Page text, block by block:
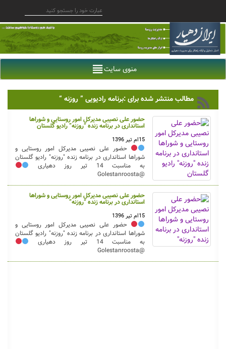
منوی سایت
مطالب منتشر شده برای :برنامه رادیویی ” روزنه “
حضور علی نصیبی مدیرکل امور روستایی و شوراها
استانداری در برنامه زنده “روزنه” رادیو گلستان
15ام تیر 1396
حضور علی نصیبی مدیرکل امور روستایی و
شوراها استانداری در برنامه زنده "روزنه" رادیو گلستان
به مناسبت 14 تیر روز دهیاری
@Golestanroosta
حضور علی نصیبی مدیرکل امور روستایی و شوراها
استانداری در برنامه زنده “روزنه”
15ام تیر 1396
حضور علی نصیبی مدیرکل امور روستایی و
شوراها استانداری در برنامه زنده "روزنه" رادیو گلستان
به مناسبت 14 تیر روز دهیاری
@Golestanroosta